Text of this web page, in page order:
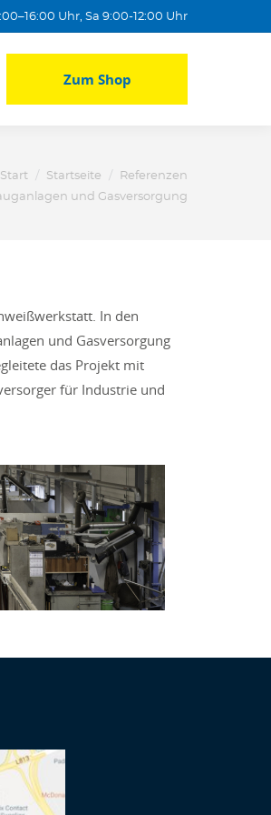
Uhr, Sa 9:00-12:00 Uhr
Zum Shop
Start Startseite
Referenzen
und Gasversorgung
In den
und Gasversorgung
das Projekt mit
für Industrie und